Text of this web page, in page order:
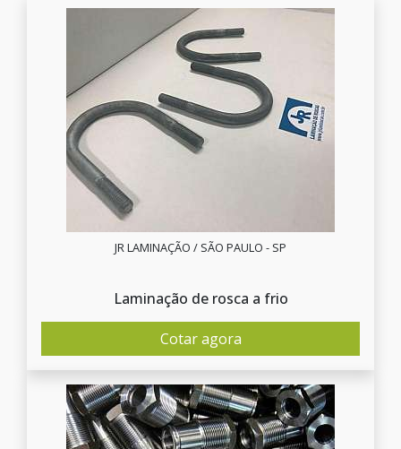
JR LAMINAÇÃO / SÃO PAULO - SP
Laminação de rosca a frio
Cotar agora